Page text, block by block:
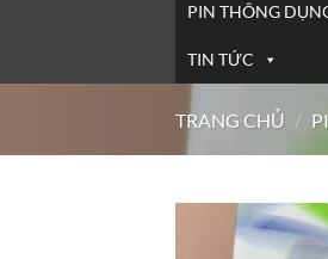
PIN THÔNG
TIN TỨC
TRANG CHỦ /